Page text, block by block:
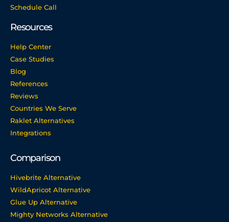
Schedule Call
Resources
Help Center
Case Studies
Blog
References
Reviews
Countries We Serve
Raklet Alternatives
Integrations
Comparison
Hivebrite Alternative
WildApricot Alternative
Glue Up Alternative
Mighty Networks Alternative